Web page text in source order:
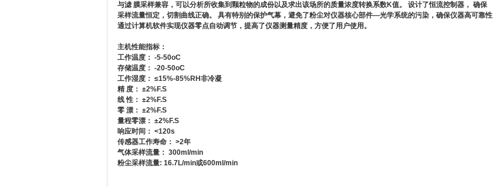
与滤 膜采样兼容，可以分析所收集到颗粒物的成份以及求出该场所的质量浓度转换系数K值。 设计了恒流控制器， 确保
采样流量恒定，切割曲线正确。 具有特别的保护气幕，避免了粉尘对仪器核心部件—光学系统的污染，确保仪器高可靠性
通过计算机软件实现仪器零点自动调节，提高了仪器测量精度，方便了用户使用。
主机性能指标：
工作温度： -5-50oC
存储温度： -20-50oC
工作湿度： ≤15%-85%RH非冷凝
精 度： ±2%F.S
线 性： ±2%F.S
零 漂： ±2%F.S
量程零漂： ±2%F.S
响应时间： <120s
传感器工作寿命： >2年
气体采样流量： 300ml/min
粉尘采样流量: 16.7L/min或600ml/min